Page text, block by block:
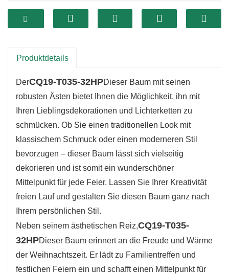
Wir stellen vor:CQ19-T035-
32HPWeihnachtsbaum, der stolze 32 cm hoch
Krone und sein leuchtend grünes Laub, das die
Größe eignet er sich hervorragend für
verschiedene Räume, von gemütlichen Ecken
bis hin zu großen Zimmern, und sorgt dafür,
dass Ihre Urlaubsdekorationen überall, wo sie
kommen.
Produktdetails
DerCQ19-T035-32HPDieser Baum mit seinen
robusten Ästen bietet Ihnen die Möglichkeit, ihn mit
Ihren Lieblingsdekorationen und Lichterketten zu
schmücken. Ob Sie einen traditionellen Look mit
klassischem Schmuck oder einen moderneren Stil
bevorzugen – dieser Baum lässt sich vielseitig
dekorieren und ist somit ein wunderschöner
Mittelpunkt für jede Feier. Lassen Sie Ihrer Kreativität
freien Lauf und gestalten Sie diesen Baum ganz nach
Ihrem persönlichen Stil.
Neben seinem ästhetischen Reiz,CQ19-T035-
32HPDieser Baum erinnert an die Freude und Wärme
der Weihnachtszeit. Er lädt zu Familientreffen und
festlichen Feiern ein und schafft einen Mittelpunkt für